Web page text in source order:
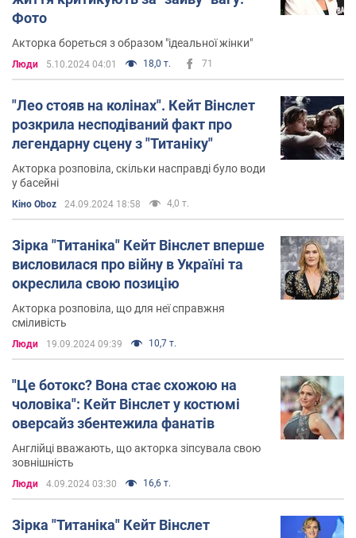
Фото
Акторка бореться з образом "ідеальної жінки"
Люди 5.10.2024 04:01 18,0 т. 71
"Лео стояв на колінах". Кейт Вінслет
розкрила несподіваний факт про
легендарну сцену з "Титаніку"
Акторка розповіла, скільки насправді було води
у басейні
Кіно Oboz 24.09.2024 18:58 4,0 т.
Зірка "Титаніка" Кейт Вінслет вперше
висловилася про війну в Україні та
окреслила свою позицію
Акторка розповіла, що для неї справжня
сміливість
Люди 19.09.2024 09:39 10,7 т.
"Це ботокс? Вона стає схожою на
чоловіка": Кейт Вінслет у костюмі
оверсайз збентежила фанатів
Англійці вважають, що акторка зіпсувала свою
зовнішність
Люди 4.09.2024 03:30 16,6 т.
Зірка "Титаніка" Кейт Вінслет